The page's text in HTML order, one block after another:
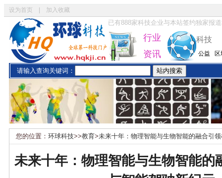
设为首页 加入收藏
已有888家科技企业与本站签约独家报
行业
资讯
科技
公益
请输入查询关键词：
您的位置： 环球科技>>教育>未来十年：物理智能与生物智能的融合引
未来十年：物理智能与生物智能的